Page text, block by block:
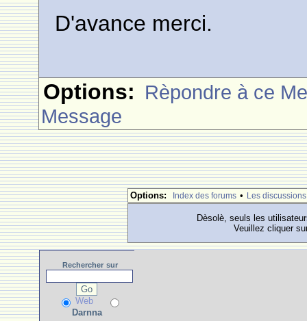
D'avance merci.
Options: Rèpondre à ce
Message
Options: Index des forums • Les discussions
Dèsolè, seuls les
Veuillez cliquer
Rechercher sur
Web
Darnna